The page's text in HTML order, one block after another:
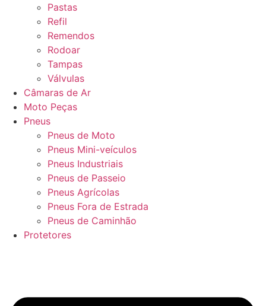
Pastas
Refil
Remendos
Rodoar
Tampas
Válvulas
Câmaras de Ar
Moto Peças
Pneus
Pneus de Moto
Pneus Mini-veículos
Pneus Industriais
Pneus de Passeio
Pneus Agrícolas
Pneus Fora de Estrada
Pneus de Caminhão
Protetores